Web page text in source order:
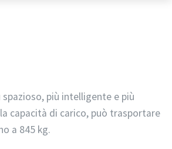
spazioso, più intelligente e più
capacità di carico, può trasportare
a 845 kg.